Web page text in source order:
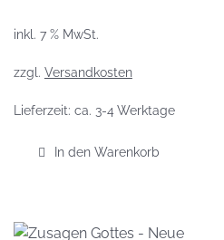
inkl. 7 % MwSt.
zzgl. Versandkosten
Lieferzeit: ca. 3-4 Werktage
In den Warenkorb